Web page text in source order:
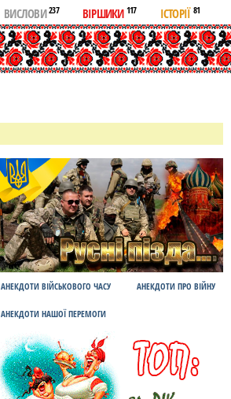
ВИСЛОВИ237 ВІРШИКИ 117 ІСТОРІЇ 81
АНЕКДОТИ ВІЙСЬКОВОГО ЧАСУ АНЕКДОТИ ПРО ВІЙНУ
АНЕКДОТИ НАШОЇ ПЕРЕМОГИ